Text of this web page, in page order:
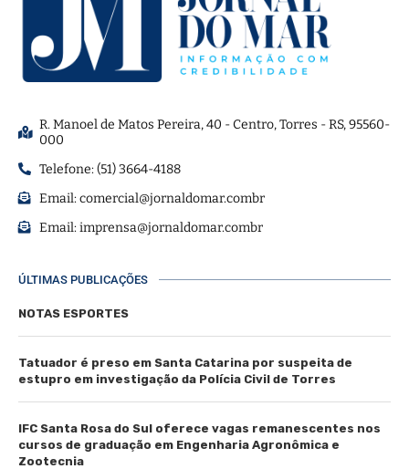
R. Manoel de Matos Pereira, 40 - Centro, Torres - RS, 95560-
000
Telefone: (51) 3664-4188
Email:comercial@jornaldomar.combr
Email:imprensa@jornaldomar.combr
ÚLTIMAS PUBLICAÇÕES
NOTAS ESPORTES
Tatuador é preso em Santa Catarina por suspeita de
estupro em investigação da Polícia Civil de Torres
IFC Santa Rosa do Sul oferece vagas remanescentes nos
cursos de graduação em Engenharia Agronômica e
Zootecnia